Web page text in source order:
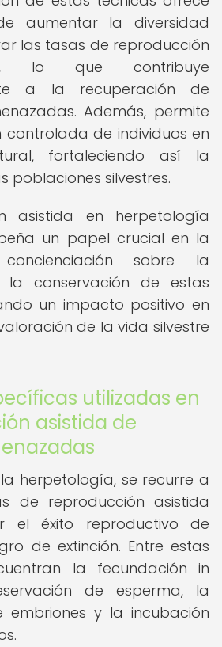
aumentar la diversidad
las tasas de reproducción
lo que contribuye
a la recuperación de
Además, permite
controlada de individuos en
fortaleciendo así la
poblaciones silvestres.
asistida en herpetología
un papel crucial en la
sobre la
la conservación de estas
un impacto positivo en
de la vida silvestre
utilizadas en
asistida de
herpetología, se recurre a
de reproducción asistida
el éxito reproductivo de
de extinción. Entre estas
la fecundación in
de esperma, la
embriones y la incubación